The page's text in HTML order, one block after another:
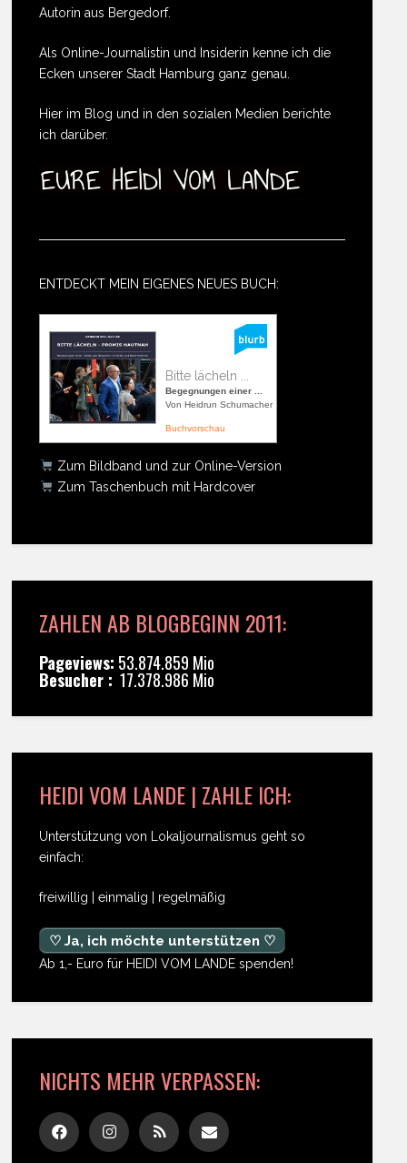
Autorin aus Bergedorf.
Als Online-Journalistin und Insiderin kenne ich die
Ecken unserer Stadt Hamburg ganz genau.
Hier im Blog und in den sozialen Medien berichte
ich darüber.
ENTDECKT MEIN EIGENES NEUES BUCH:
Bitte lächeln ...
Begegnungen einer ...
Von Heidrun Schumacher
Buchvorschau
Zum Bildband und zur Online-Version
Zum Taschenbuch mit Hardcover
ZAHLEN AB BLOGBEGINN 2011:
Pageviews: 53.874.859 Mio
Besucher : 17.378.986 Mio
HEIDI VOM LANDE | ZAHLE ICH:
Unterstützung von Lokaljournalismus geht so
einfach:
freiwillig | einmalig | regelmäßig
♡ Ja, ich möchte unterstützen ♡
Ab 1,- Euro für HEIDI VOM LANDE spenden!
NICHTS MEHR VERPASSEN: